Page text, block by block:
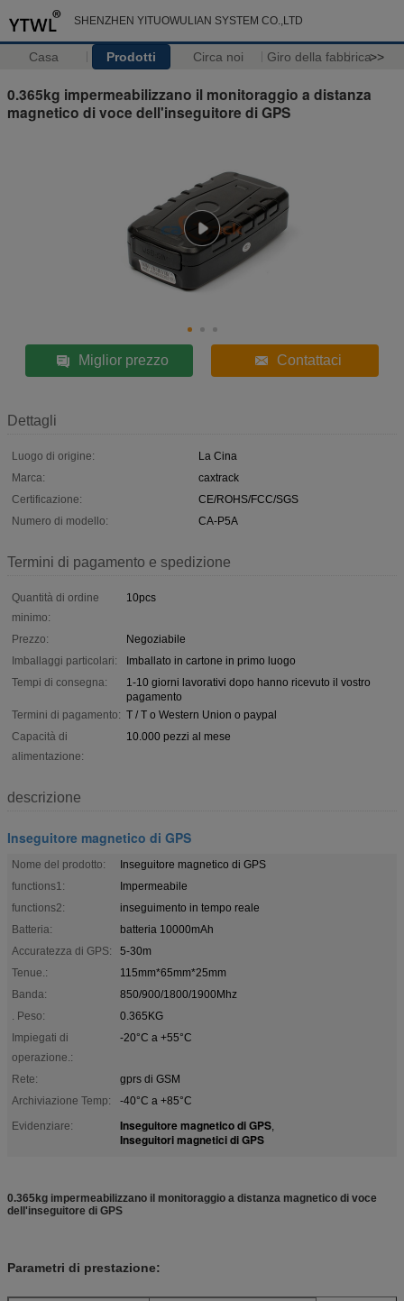
SHENZHEN YITUOWULIAN SYSTEM CO.,LTD
Casa Prodotti Circa noi Giro della fabbrica>>
0.365kg impermeabilizzano il monitoraggio a distanza
magnetico di voce dell'inseguitore di GPS
Miglior prezzo Contattaci
Dettagli
Luogo di origine:
La Cina
Marca:
caxtrack
Certificazione:
CE/ROHS/FCC/SGS
Numero di modello:
CA-P5A
Termini di pagamento e spedizione
Quantità di ordine
minimo:
10pcs
Prezzo:
Negoziabile
Imballaggi particolari:
Imballato in cartone in primo luogo
Tempi di consegna:
1-10 giorni lavorativi dopo hanno ricevuto il vostro
pagamento
Termini di pagamento: T / T o Western Union o paypal
Capacità di
alimentazione:
10.000 pezzi al mese
descrizione
Inseguitore magnetico di GPS
Nome del prodotto:
Inseguitore magnetico di GPS
functions1:
Impermeabile
functions2:
inseguimento in tempo reale
Batteria:
batteria 10000mAh
Accuratezza di GPS:
5-30m
Tenue.:
115mm*65mm*25mm
Banda:
850/900/1800/1900Mhz
. Peso:
0.365KG
Impiegati di
operazione.:
-20°C a +55°C
Rete:
gprs di GSM
Archiviazione Temp:
-40°C a +85°C
Evidenziare:
Inseguitore magnetico di GPS,
Inseguitori magnetici di GPS
0.365kg impermeabilizzano il monitoraggio a distanza magnetico di voce
dell'inseguitore di GPS
Parametri di prestazione: